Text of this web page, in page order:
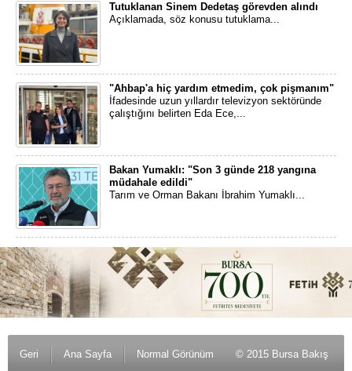
Tutuklanan Sinem Dedetaş görevden alındı
Açıklamada, söz konusu tutuklama...
"Ahbap'a hiç yardım etmedim, çok pişmanım"
İfadesinde uzun yıllardır televizyon sektöründe
çalıştığını belirten Eda Ece,...
Bakan Yumaklı: "Son 3 günde 218 yangına
müdahale edildi"
Tarım ve Orman Bakanı İbrahim Yumaklı...
Geri Ana Sayfa Normal Görünüm © 2015 Bursa Bakış